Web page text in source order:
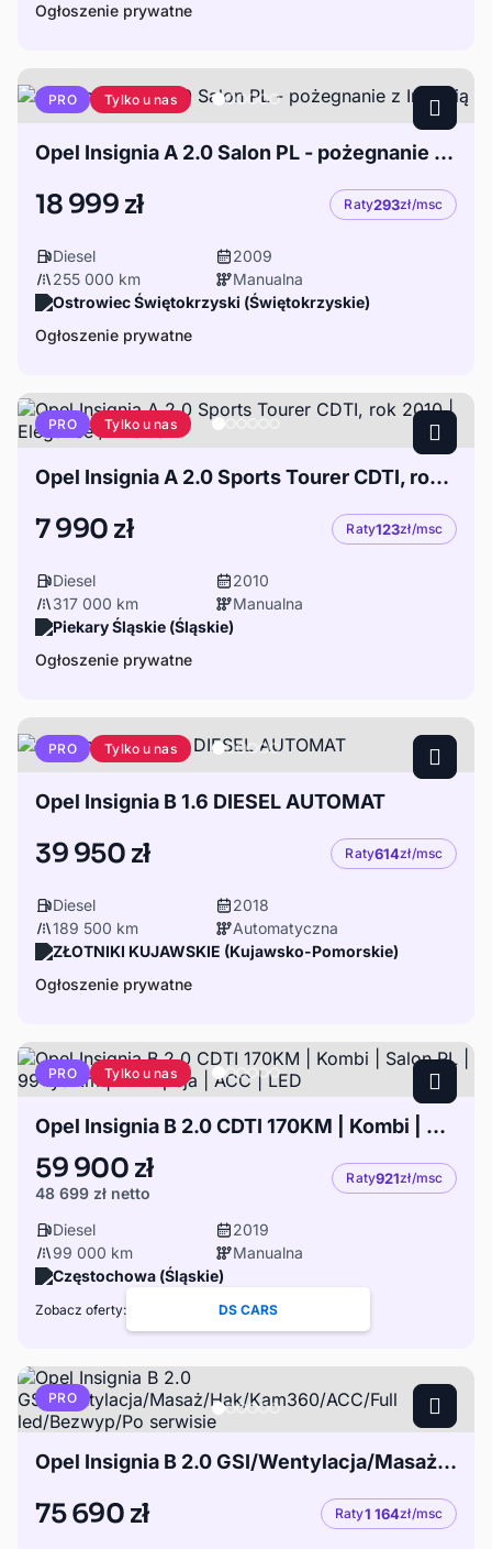
Ogłoszenie prywatne
PRO Tylko u nas
Opel Insignia A 2.0 Salon PL - pożegnanie z Insignią
18 999 zł Raty293zł/msc
Diesel
2009
255 000 km
Manualna
Ostrowiec Świętokrzyski (Świętokrzyskie)
Ogłoszenie prywatne
PRO Tylko u nas
Opel Insignia A 2.0 Sports Tourer CDTI, rok 2010 | Elegance / Exclusiv
7 990 zł Raty123zł/msc
Diesel
2010
317 000 km
Manualna
Piekary Śląskie (Śląskie)
Ogłoszenie prywatne
PRO Tylko u nas
Opel Insignia B 1.6 DIESEL AUTOMAT
39 950 zł Raty614zł/msc
Diesel
2018
189 500 km
Automatyczna
ZŁOTNIKI KUJAWSKIE (Kujawsko-Pomorskie)
Ogłoszenie prywatne
PRO Tylko u nas
Opel Insignia B 2.0 CDTI 170KM | Kombi | Salon PL | 99 tys.km | Full Opcja | ACC | LED
59 900 zł
48 699 zł netto
Raty921zł/msc
Diesel
2019
99 000 km
Manualna
Częstochowa (Śląskie)
Zobacz oferty: DS CARS
PRO
Opel Insignia B 2.0 GSI/Wentylacja/Masaż/Hak/Kam360/ACC/Full led/Bezwyp/Po serwisie
75 690 zł Raty1 164zł/msc